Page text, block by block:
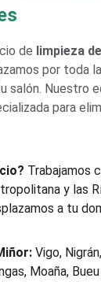
de limpieza
por toda
salón. Nuestro
para
Trabajamos
y las
a tu
Vigo,
Moaña,